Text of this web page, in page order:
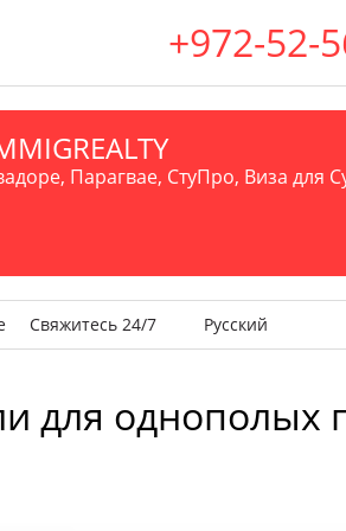
+972-52-
Парагвае, СтуПро, Виза для
Свяжитесь 24/7 Русский
для однополых